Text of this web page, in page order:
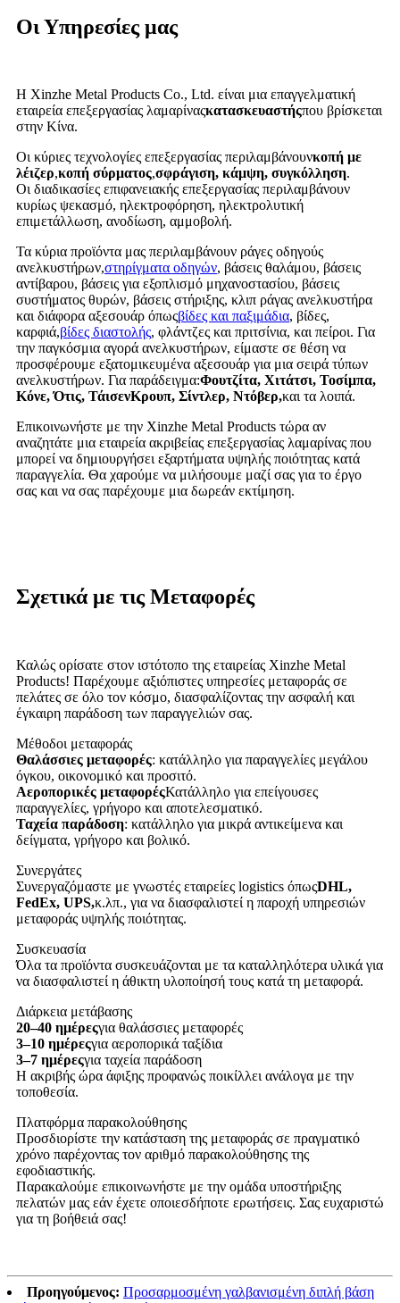
Οι Υπηρεσίες μας
Η Xinzhe Metal Products Co., Ltd. είναι μια επαγγελματική
εταιρεία επεξεργασίας λαμαρίναςκατασκευαστήςπου βρίσκεται
στην Κίνα.
Οι κύριες τεχνολογίες επεξεργασίας περιλαμβάνουνκοπή με
λέιζερ,κοπή σύρματος,σφράγιση, κάμψη, συγκόλληση.
Οι διαδικασίες επιφανειακής επεξεργασίας περιλαμβάνουν
κυρίως ψεκασμό, ηλεκτροφόρηση, ηλεκτρολυτική
επιμετάλλωση, ανοδίωση, αμμοβολή.
Τα κύρια προϊόντα μας περιλαμβάνουν ράγες οδηγούς
ανελκυστήρων,στηρίγματα οδηγών, βάσεις θαλάμου, βάσεις
αντίβαρου, βάσεις για εξοπλισμό μηχανοστασίου, βάσεις
συστήματος θυρών, βάσεις στήριξης, κλιπ ράγας ανελκυστήρα
και διάφορα αξεσουάρ όπωςβίδες και παξιμάδια, βίδες,
καρφιά,βίδες διαστολής, φλάντζες και πριτσίνια, και πείροι. Για
την παγκόσμια αγορά ανελκυστήρων, είμαστε σε θέση να
προσφέρουμε εξατομικευμένα αξεσουάρ για μια σειρά τύπων
ανελκυστήρων. Για παράδειγμα:Φουτζίτα, Χιτάτσι, Τοσίμπα,
Κόνε, Ότις, ΤάισενΚρουπ, Σίντλερ, Ντόβερ,και τα λοιπά.
Επικοινωνήστε με την Xinzhe Metal Products τώρα αν
αναζητάτε μια εταιρεία ακριβείας επεξεργασίας λαμαρίνας που
μπορεί να δημιουργήσει εξαρτήματα υψηλής ποιότητας κατά
παραγγελία. Θα χαρούμε να μιλήσουμε μαζί σας για το έργο
σας και να σας παρέχουμε μια δωρεάν εκτίμηση.
Σχετικά με τις Μεταφορές
Καλώς ορίσατε στον ιστότοπο της εταιρείας Xinzhe Metal
Products! Παρέχουμε αξιόπιστες υπηρεσίες μεταφοράς σε
πελάτες σε όλο τον κόσμο, διασφαλίζοντας την ασφαλή και
έγκαιρη παράδοση των παραγγελιών σας.
Μέθοδοι μεταφοράς
Θαλάσσιες μεταφορές: κατάλληλο για παραγγελίες μεγάλου
όγκου, οικονομικό και προσιτό.
Αεροπορικές μεταφορέςΚατάλληλο για επείγουσες
παραγγελίες, γρήγορο και αποτελεσματικό.
Ταχεία παράδοση: κατάλληλο για μικρά αντικείμενα και
δείγματα, γρήγορο και βολικό.
Συνεργάτες
Συνεργαζόμαστε με γνωστές εταιρείες logistics όπωςDHL,
FedEx, UPS,κ.λπ., για να διασφαλιστεί η παροχή υπηρεσιών
μεταφοράς υψηλής ποιότητας.
Συσκευασία
Όλα τα προϊόντα συσκευάζονται με τα καταλληλότερα υλικά για
να διασφαλιστεί η άθικτη υλοποίησή τους κατά τη μεταφορά.
Διάρκεια μετάβασης
20–40 ημέρεςγια θαλάσσιες μεταφορές
3–10 ημέρεςγια αεροπορικά ταξίδια
3–7 ημέρεςγια ταχεία παράδοση
Η ακριβής ώρα άφιξης προφανώς ποικίλλει ανάλογα με την
τοποθεσία.
Πλατφόρμα παρακολούθησης
Προσδιορίστε την κατάσταση της μεταφοράς σε πραγματικό
χρόνο παρέχοντας τον αριθμό παρακολούθησης της
εφοδιαστικής.
Παρακαλούμε επικοινωνήστε με την ομάδα υποστήριξης
πελατών μας εάν έχετε οποιεσδήποτε ερωτήσεις. Σας ευχαριστώ
για τη βοήθειά σας!
Προηγούμενος: Προσαρμοσμένη γαλβανισμένη διπλή βάση